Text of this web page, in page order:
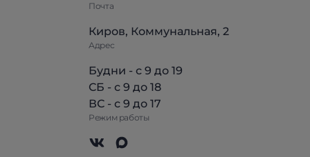
Почта
Киров, Коммунальная, 2
Адрес
Будни - с 9 до 19
СБ - с 9 до 18
ВС - с 9 до 17
Режим работы